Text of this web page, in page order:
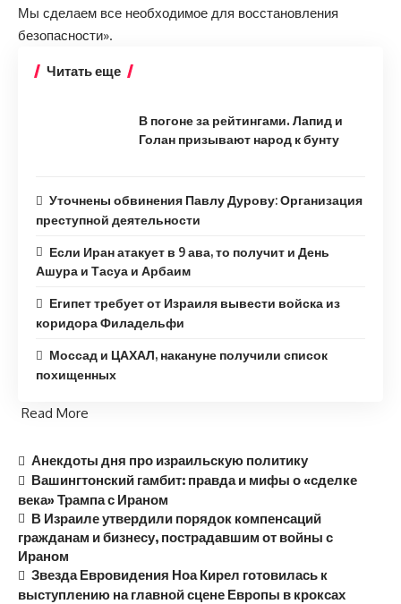
Мы сделаем все необходимое для восстановления
безопасности».
Читать еще
В погоне за рейтингами. Лапид и
Голан призывают народ к бунту
Уточнены обвинения Павлу Дурову: Организация
преступной деятельности
Если Иран атакует в 9 ава, то получит и День
Ашура и Тасуа и Арбаим
Египет требует от Израиля вывести войска из
коридора Филадельфи
Моссад и ЦАХАЛ, накануне получили список
похищенных
Read More
Анекдоты дня про израильскую политику
Вашингтонский гамбит: правда и мифы о «сделке
века» Трампа с Ираном
В Израиле утвердили порядок компенсаций
гражданам и бизнесу, пострадавшим от войны с
Ираном
Звезда Евровидения Ноа Кирел готовилась к
выступлению на главной сцене Европы в кроксах